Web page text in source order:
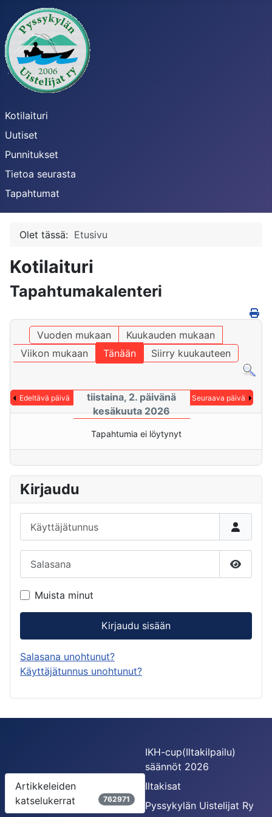
Kotilaituri
Uutiset
Punnitukset
Tietoa seurasta
Tapahtumat
Olet tässä: Etusivu
Kotilaituri
Tapahtumakalenteri
Vuoden mukaan
Kuukauden mukaan
Viikon mukaan
Tänään Siirry kuukauteen
Edeltävä päivä
tiistaina, 2. päivänä
kesäkuuta 2026
Seuraava päivä
Tapahtumia ei löytynyt
Kirjaudu
Näytä
Muista minut
Kirjaudu sisään
Salasana unohtunut?
Käyttäjätunnus unohtunut?
Artikkeleiden
katselukerrat
762971
IKH-cup(Iltakilpailu)
säännöt 2026
Iltakisat
Pyssykylän Uistelijat Ry